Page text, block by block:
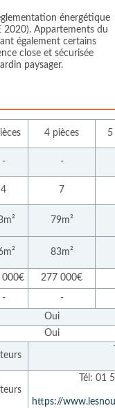
énergétique
2020). Appartements du
également certains
close et sécurisée
paysager.
4 pièces 5
- -
4 7
79m²
83m²
000€ 277 000€
-
-
Oui
Oui
Tél: 01
https://